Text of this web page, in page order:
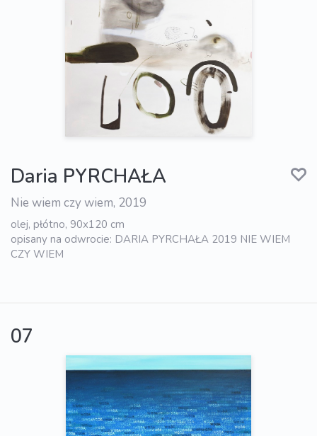
Daria PYRCHAŁA
Nie wiem czy wiem, 2019
olej, płótno, 90x120 cm
opisany na odwrocie: DARIA PYRCHAŁA 2019 NIE WIEM
CZY WIEM
07